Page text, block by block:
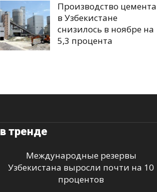
Производство цемента
в Узбекистане
снизилось в ноябре на
5,3 процента
в тренде
Международные резервы
Узбекистана выросли почти на 10
процентов